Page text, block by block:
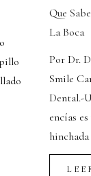
Que
La Boca
Por Dr.
Smile
Dental.-
encías